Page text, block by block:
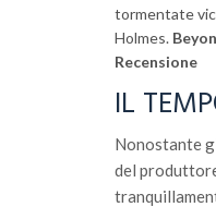
tormentate
Holmes.
Recensione
IL
Nonostante
del